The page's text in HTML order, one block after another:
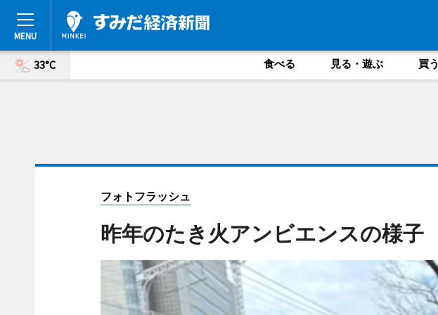
33°C 食べる 見る・遊ぶ 買う
フォトフラッシュ
昨年のたき火アンビエンスの様子